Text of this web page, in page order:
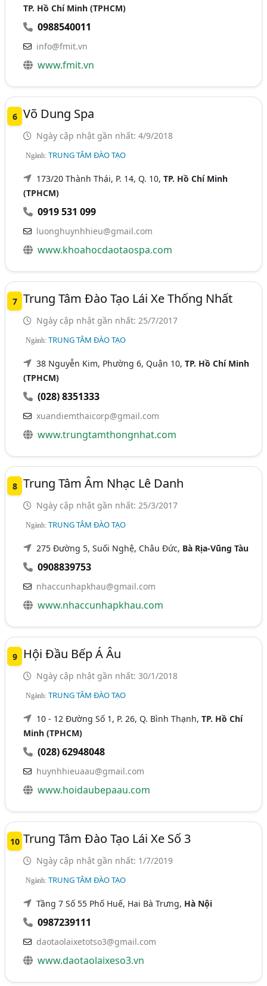
TP. Hồ Chí Minh (TPHCM)
0988540011
info@fmit.vn
www.fmit.vn
6 Võ Dung Spa
Ngày cập nhật gần nhất: 4/9/2018
Ngành:TRUNG TÂM ĐÀO TẠO
173/20 Thành Thái, P. 14, Q. 10,TP. Hồ Chí Minh
(TPHCM)
0919 531 099
luonghuynhhieu@gmail.com
www.khoahocdaotaospa.com
7 Trung Tâm Đào Tạo Lái Xe Thống Nhất
Ngày cập nhật gần nhất: 25/7/2017
Ngành:TRUNG TÂM ĐÀO TẠO
38 Nguyễn Kim, Phường 6, Quận 10,TP. Hồ Chí Minh
(TPHCM)
(028) 8351333
xuandiemthaicorp@gmail.com
www.trungtamthongnhat.com
8 Trung Tâm Âm Nhạc Lê Danh
Ngày cập nhật gần nhất: 25/3/2017
Ngành:TRUNG TÂM ĐÀO TẠO
275 Đường 5, Suối Nghệ, Châu Đức, Bà Rịa-Vũng Tàu
0908839753
nhaccunhapkhau@gmail.com
www.nhaccunhapkhau.com
9 Hội Đầu Bếp Á Âu
Ngày cập nhật gần nhất: 30/1/2018
Ngành:TRUNG TÂM ĐÀO TẠO
10 - 12 Đường Số 1, P. 26, Q. Bình Thạnh,TP. Hồ Chí
Minh (TPHCM)
(028) 62948048
huynhhieuaau@gmail.com
www.hoidaubepaau.com
10 Trung Tâm Đào Tạo Lái Xe Số 3
Ngày cập nhật gần nhất: 1/7/2019
Ngành:TRUNG TÂM ĐÀO TẠO
Tầng 7 Số 55 Phố Huế, Hai Bà Trưng, Hà Nội
0987239111
daotaolaixetotso3@gmail.com
www.daotaolaixeso3.vn